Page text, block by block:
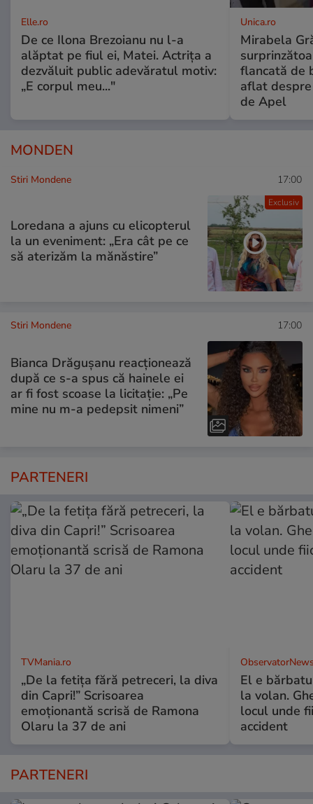
Elle.ro
De ce Ilona Brezoianu nu l-a
alăptat pe fiul ei, Matei. Actrița a
dezvăluit public adevăratul motiv:
„E corpul meu..."
Unica.ro
Mirabela
flancată de
aflat
de Apel
MONDEN
Exclusiv
Stiri Mondene 17:00
Loredana a ajuns cu elicopterul
la un eveniment: „Era cât pe ce
să aterizăm la mănăstire”
Stiri Mondene 17:00
Bianca Drăgușanu reacționează
după ce s-a spus că hainele ei
ar fi fost scoase la licitație: „Pe
mine nu m-a pedepsit nimeni”
PARTENERI
TVMania.ro
„De la fetița fără petreceri, la diva
din Capri!” Scrisoarea
emoționantă scrisă de Ramona
Olaru la 37 de ani
El e
la volan.
locul unde
accident
PARTENERI